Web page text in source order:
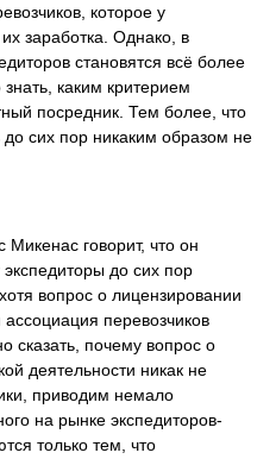
которое у
заработка. Однако, в
становятся всё более
каким критерием
посредник. Тем более, что
до сих пор никаким образом не
говорит, что он
экспедиторы до сих пор
вопрос о лицензировании
ассоциация перевозчиков
сказать, почему вопрос о
деятельности никак не
приводим немало
на рынке экспедиторов-
только тем, что